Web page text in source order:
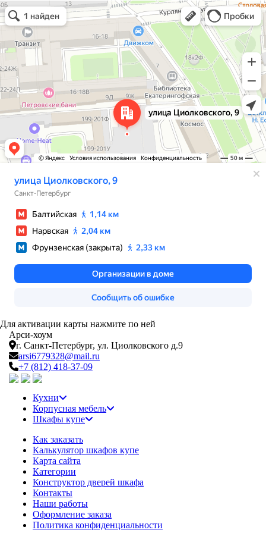
Для активации карты нажмите по ней
Арси-хоум
г. Санкт-Петербург, ул. Циолковского д.9
arsi6779328@mail.ru
+7 (812) 418-37-09
Кухни
Корпусная мебель
Шкафы купе
Как заказать
Калькулятор шкафов купе
Карта сайта
Категории
Конструктор дверей шкафа
Контакты
Наши работы
Оформление заказа
Политика конфиденциальности